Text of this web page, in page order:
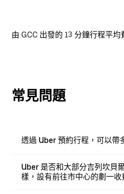
由 GCC 出發的 13 分鐘行程平均
常見問題
透過 Uber 預約行程，可以帶
Uber 是否和大部分吉列坎貝
樣，設有前往市中心的劃一收